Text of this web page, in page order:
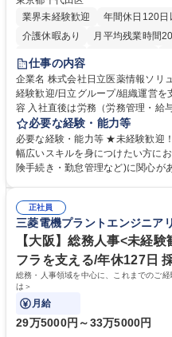
業界未経験歓迎
年間休日120日
介護休暇あり
月平均残業時間
住宅手当あり
育休あり
完全週休2日制 交通
仕事の内容
企業名 株式会社日立医薬情報ソリューションズ 求人
経験歓迎/日立グループ/組織運営を支え
容 入社直後は労務（労務管理・給
任せいたします。将来は総務・採
営を支えるゼネラリストをめざせます。 ・初期業務：労働時間
計算、社会保険対応、福利厚生管
します。ご経験に応じて、休職者
幅広く経験を積みたい意欲がある方に最適
務・人事】未経験歓迎/日立グルー
指す
必要な経験・能力等
必要な経験・能力等 ★未経験歓迎
幅広いスキルを身につけたい方におすすめ！ ■労務管理(
険手続き・勤怠管理など)に関心
のご経験 ■労務管理（給与計算・
■衛生管理者の資格をお持ちの方 学歴・資格 学歴：大学院 大学 高専 短大
専修学校 高校 語学力： 資格：
正社員
三菱電機プラントエンジニア
【大阪】総務人事<未経
フラを支える/年休127日
総務・人事領域を中心に、これまでのご
は＞
月給
29万5000円～33万5000円